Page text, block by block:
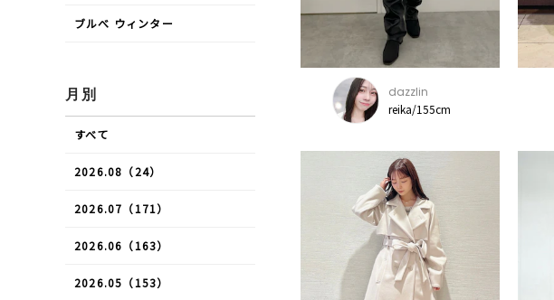
dazzlin
reika/155cm
ブルべ ウィンター
月別
すべて
2026.08（24）
2026.07（171）
2026.06（163）
2026.05（153）